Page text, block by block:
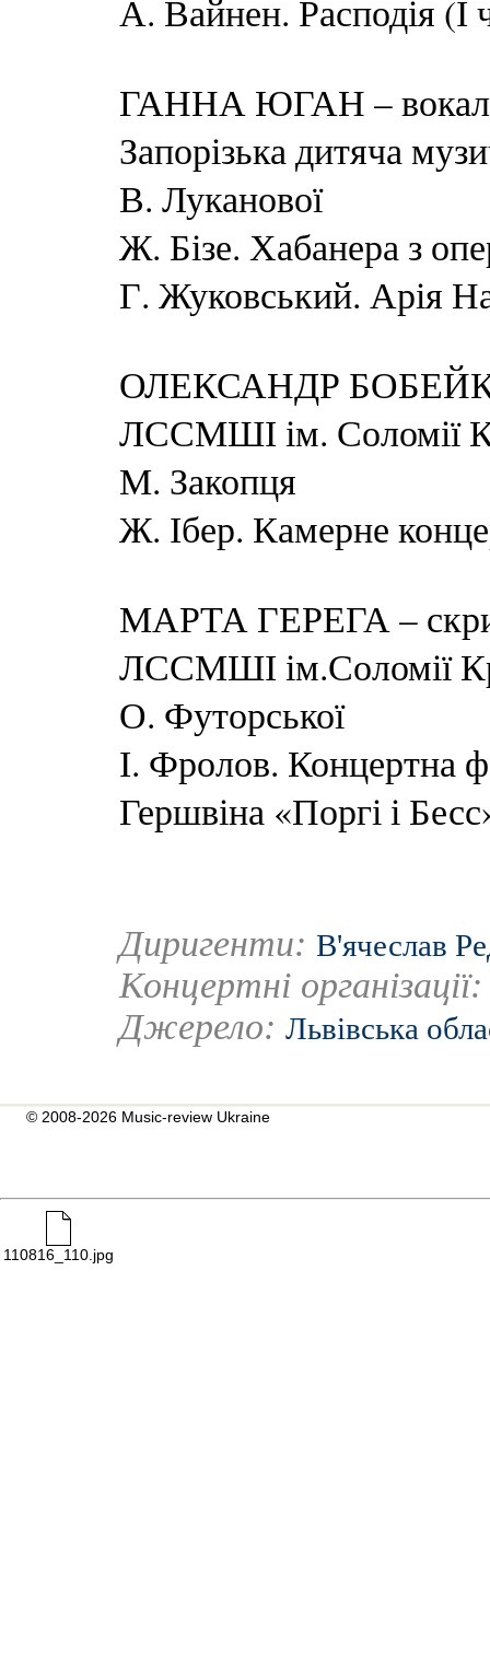
А. Вайнен. Расподія (І
ГАННА ЮГАН – вокал,
Запорізька дитяча
В. Луканової
Ж. Бізе. Хабанера з
Г. Жуковський. Арія
ОЛЕКСАНДР БОБЕЙКО
ЛССМШІ ім. Соломії
М. Закопця
Ж. Ібер. Камерне
МАРТА ГЕРЕГА –
ЛССМШІ ім.Соломії
О. Футорської
І. Фролов. Концертна
Гершвіна «Поргі і
Диригенти: В'ячеслав
Концертні
Джерело: Львівська
© 2008-2026 Music-review Ukraine
110816_110.jpg